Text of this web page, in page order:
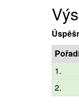
1.
2.